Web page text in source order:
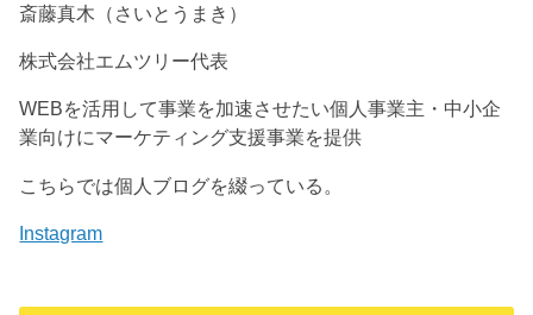
斎藤真木（さいとうまき）
株式会社エムツリー代表
WEBを活用して事業を加速させたい個人事業主・中小企
業向けにマーケティング支援事業を提供
こちらでは個人ブログを綴っている。
Instagram